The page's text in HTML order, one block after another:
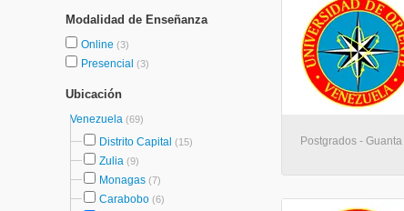
Modalidad de Enseñanza
Online (3)
Presencial (3)
Ubicación
Venezuela (69)
Distrito Capital (15)
Zulia (9)
Monagas (7)
Carabobo (6)
Postgrados - Guanta